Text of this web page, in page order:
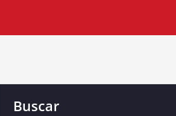
Buscar